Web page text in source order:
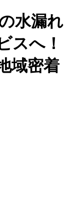
水漏れ
スへ！
域密着